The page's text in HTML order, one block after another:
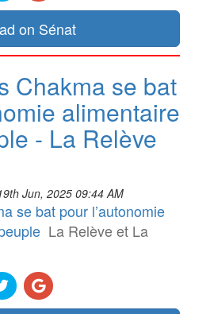
on Sénat
Chakma se bat
alimentaire
- La Relève
Jun, 2025 09:44 AM
se bat pour l’autonomie
La Relève et La